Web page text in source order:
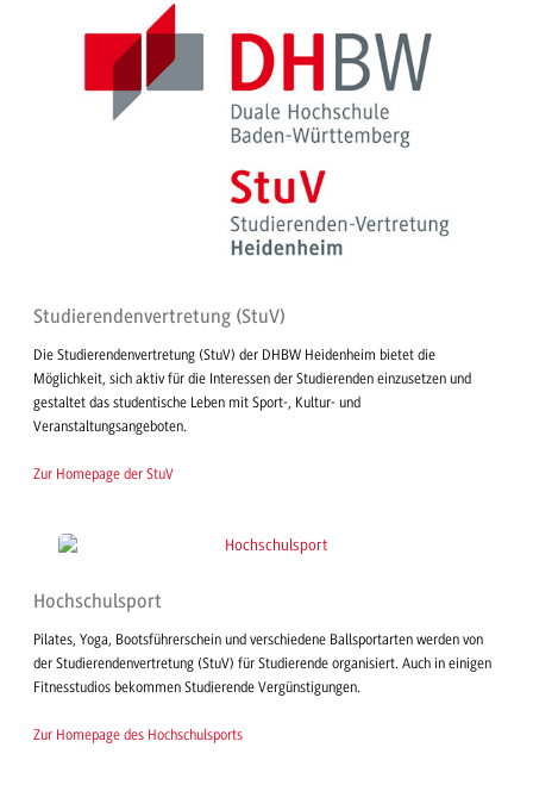
Studierendenvertretung (StuV)
Die Studierendenvertretung (StuV) der DHBW Heidenheim bietet die
Möglichkeit, sich aktiv für die Interessen der Studierenden einzusetzen und
gestaltet das studentische Leben mit Sport-, Kultur- und
Veranstaltungsangeboten.
Zur Homepage der StuV
Hochschulsport
Pilates, Yoga, Bootsführerschein und verschiedene Ballsportarten werden von
der Studierendenvertretung (StuV) für Studierende organisiert. Auch in einigen
Fitnesstudios bekommen Studierende Vergünstigungen.
Zur Homepage des Hochschulsports